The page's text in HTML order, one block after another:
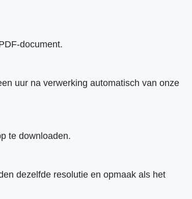
document.
uur na verwerking automatisch van onze
te downloaden.
dezelfde resolutie en opmaak als het